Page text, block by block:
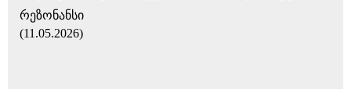
რეზონანსი
(11.05.2026)